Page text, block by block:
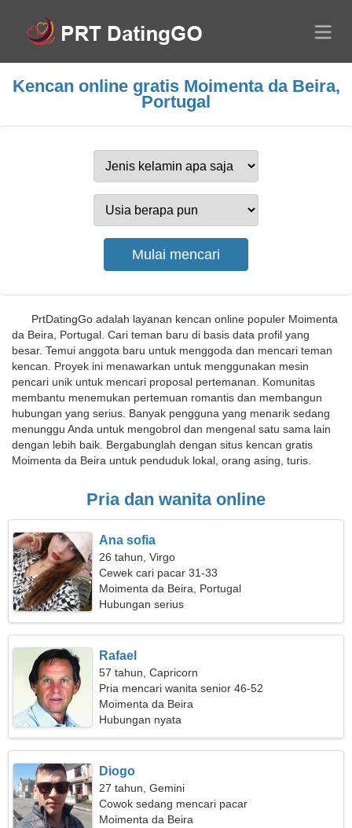
Kencan online gratis Moimenta da Beira,
Portugal
PrtDatingGo adalah layanan kencan online populer Moimenta
da Beira, Portugal. Cari teman baru di basis data profil yang
besar. Temui anggota baru untuk menggoda dan mencari teman
kencan. Proyek ini menawarkan untuk menggunakan mesin
pencari unik untuk mencari proposal pertemanan. Komunitas
membantu menemukan pertemuan romantis dan membangun
hubungan yang serius. Banyak pengguna yang menarik sedang
menunggu Anda untuk mengobrol dan mengenal satu sama lain
dengan lebih baik. Bergabunglah dengan situs kencan gratis
Moimenta da Beira untuk penduduk lokal, orang asing, turis.
Pria dan wanita online
Ana sofia
26 tahun, Virgo
Cewek cari pacar 31-33
Moimenta da Beira, Portugal
Hubungan serius
Rafael
57 tahun, Capricorn
Pria mencari wanita senior 46-52
Moimenta da Beira
Hubungan nyata
Diogo
27 tahun, Gemini
Cowok sedang mencari pacar
Moimenta da Beira